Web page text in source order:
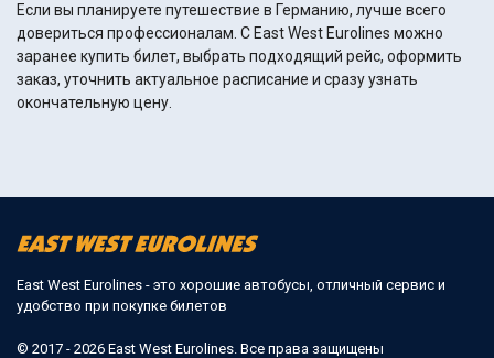
Если вы планируете путешествие в Германию, лучше всего
довериться профессионалам. С East West Eurolines можно
заранее купить билет, выбрать подходящий рейс, оформить
заказ, уточнить актуальное расписание и сразу узнать
окончательную цену.
East West Eurolines - это хорошие автобусы, отличный сервис и
удобство при покупке билетов
© 2017 - 2026 East West Eurolines. Все права защищены